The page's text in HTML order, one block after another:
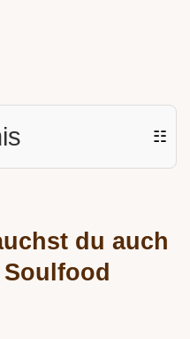
☷
du auch